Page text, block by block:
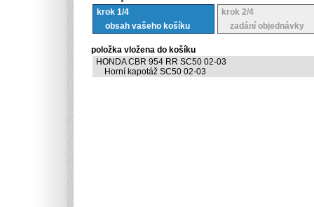
krok 1/4
obsah vašeho košíku
krok 2/4
zadání objednávky
položka vložena do košíku
HONDA CBR 954 RR SC50 02-03
Horní kapotáž SC50 02-03